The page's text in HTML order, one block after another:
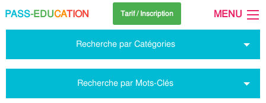
PASS-EDUCATION Tarif / Inscription MENU
Recherche par Catégories
Recherche par Mots-Clés